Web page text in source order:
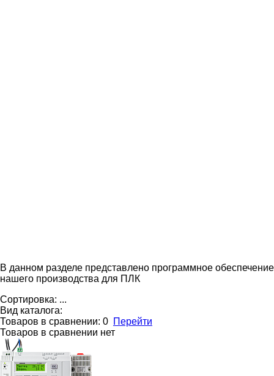
В данном разделе представлено программное обеспечение
нашего производства для ПЛК
Сортировка: ...
Вид каталога:
Товаров в сравнении: 0 Перейти
Товаров в сравнении нет